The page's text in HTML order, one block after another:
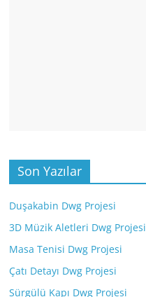
Son Yazılar
Duşakabin Dwg Projesi
3D Müzik Aletleri Dwg Projesi
Masa Tenisi Dwg Projesi
Çatı Detayı Dwg Projesi
Sürgülü Kapı Dwg Projesi